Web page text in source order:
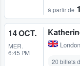
à partir de
14 OCT.
MER.
6:45 PM
20 billets